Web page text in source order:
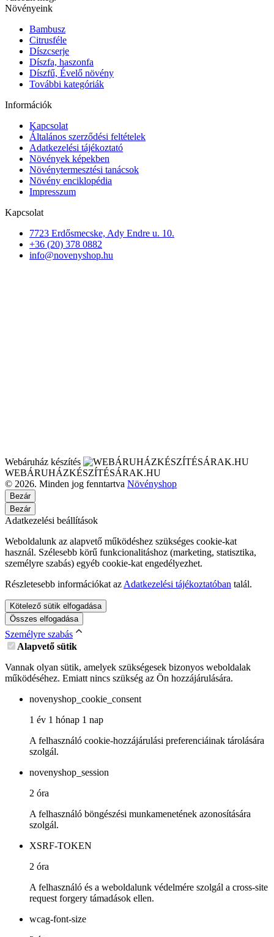
Növényeink
Bambusz
Citrusféle
Díszcserje
Díszfa, haszonfa
Díszfű, Évelő növény
További kategóriák
Információk
Kapcsolat
Általános szerződési feltételek
Adatkezelési tájékoztató
Növények képekben
Növénytermesztési tanácsok
Növény enciklopédia
Impresszum
Kapcsolat
7723 Erdősmecske, Ady Endre u. 10.
+36 (20) 378 0882
info@novenyshop.hu
Webáruház készítés
WEBÁRUHÁZKÉSZÍTÉSÁRAK.HU
© 2026. Minden jog fenntartva Növényshop
Bezár
Bezár
Adatkezelési beállítások
Weboldalunk az alapvető működéshez szükséges cookie-kat
használ. Szélesebb körű funkcionalitáshoz (marketing, statisztika,
személyre szabás) egyéb cookie-kat engedélyezhet.
Részletesebb információkat az Adatkezelési tájékoztatóban talál.
Kötelező sütik elfogadása
Összes elfogadása
Személyre szabás
Alapvető sütik
Vannak olyan sütik, amelyek szükségesek bizonyos weboldalak
működéséhez. Emiatt nincs szükség az Ön hozzájárulására.
novenyshop_cookie_consent
1 év 1 hónap 1 nap
A felhasználó cookie-hozzájárulási preferenciáinak tárolására
szolgál.
novenyshop_session
2 óra
A felhasználó böngészési munkamenetének azonosítására
szolgál.
XSRF-TOKEN
2 óra
A felhasználó és a weboldalunk védelmére szolgál a cross-site
request forgery támadások ellen.
wcag-font-size